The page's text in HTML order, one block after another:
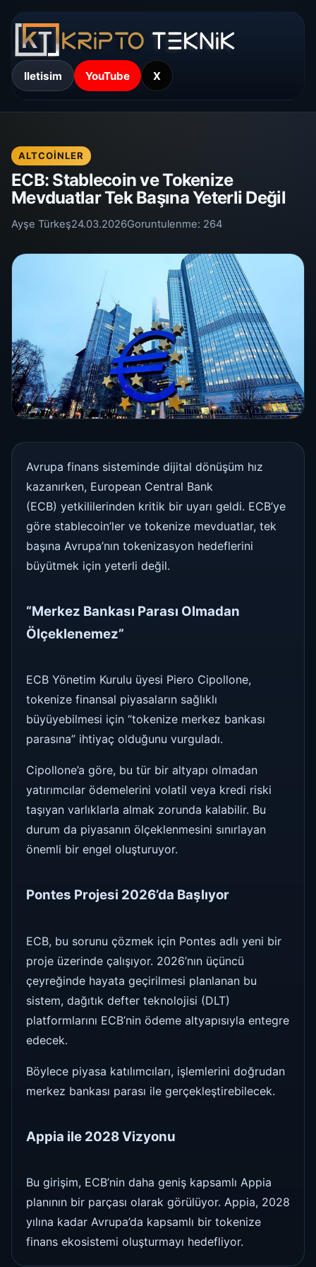
Iletisim YouTube X
ALTCOINLER
ECB: Stablecoin ve Tokenize
Mevduatlar Tek Başına Yeterli Değil
Ayşe Türkeş24.03.2026Goruntulenme: 264
Avrupa finans sisteminde dijital dönüşüm hız
kazanırken, European Central Bank
(ECB) yetkililerinden kritik bir uyarı geldi. ECB’ye
göre stablecoin’ler ve tokenize mevduatlar, tek
başına Avrupa’nın tokenizasyon hedeflerini
büyütmek için yeterli değil.
“Merkez Bankası Parası Olmadan
Ölçeklenemez”
ECB Yönetim Kurulu üyesi Piero Cipollone,
tokenize finansal piyasaların sağlıklı
büyüyebilmesi için “tokenize merkez bankası
parasına” ihtiyaç olduğunu vurguladı.
Cipollone’a göre, bu tür bir altyapı olmadan
yatırımcılar ödemelerini volatil veya kredi riski
taşıyan varlıklarla almak zorunda kalabilir. Bu
durum da piyasanın ölçeklenmesini sınırlayan
önemli bir engel oluşturuyor.
Pontes Projesi 2026’da Başlıyor
ECB, bu sorunu çözmek için Pontes adlı yeni bir
proje üzerinde çalışıyor. 2026’nın üçüncü
çeyreğinde hayata geçirilmesi planlanan bu
sistem, dağıtık defter teknolojisi (DLT)
platformlarını ECB’nin ödeme altyapısıyla entegre
edecek.
Böylece piyasa katılımcıları, işlemlerini doğrudan
merkez bankası parası ile gerçekleştirebilecek.
Appia ile 2028 Vizyonu
Bu girişim, ECB’nin daha geniş kapsamlı Appia
planının bir parçası olarak görülüyor. Appia, 2028
yılına kadar Avrupa’da kapsamlı bir tokenize
finans ekosistemi oluşturmayı hedefliyor.